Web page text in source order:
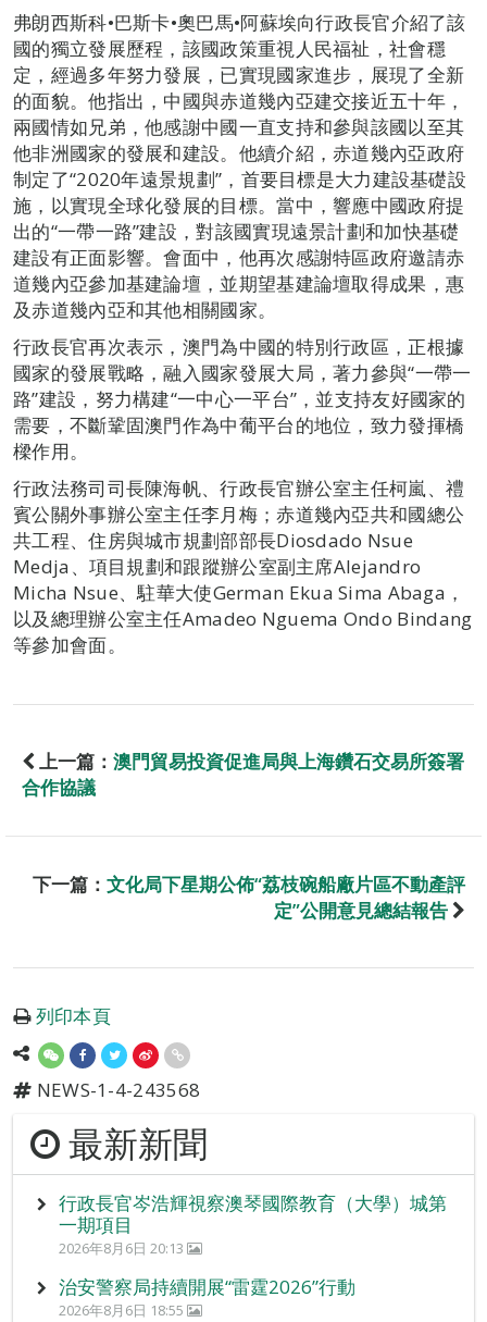
弗朗西斯科•巴斯卡•奧巴馬•阿蘇埃向行政長官介紹了該
國的獨立發展歷程，該國政策重視人民福祉，社會穩
定，經過多年努力發展，已實現國家進步，展現了全新
的面貌。他指出，中國與赤道幾內亞建交接近五十年，
兩國情如兄弟，他感謝中國一直支持和參與該國以至其
他非洲國家的發展和建設。他續介紹，赤道幾內亞政府
制定了“2020年遠景規劃”，首要目標是大力建設基礎設
施，以實現全球化發展的目標。當中，響應中國政府提
出的“一帶一路”建設，對該國實現遠景計劃和加快基礎
建設有正面影響。會面中，他再次感謝特區政府邀請赤
道幾內亞參加基建論壇，並期望基建論壇取得成果，惠
及赤道幾內亞和其他相關國家。
行政長官再次表示，澳門為中國的特別行政區，正根據
國家的發展戰略，融入國家發展大局，著力參與“一帶一
路”建設，努力構建“一中心一平台”，並支持友好國家的
需要，不斷鞏固澳門作為中葡平台的地位，致力發揮橋
樑作用。
行政法務司司長陳海帆、行政長官辦公室主任柯嵐、禮
賓公關外事辦公室主任李月梅；赤道幾內亞共和國總公
共工程、住房與城市規劃部部長Diosdado Nsue
Medja、項目規劃和跟蹤辦公室副主席Alejandro
Micha Nsue、駐華大使German Ekua Sima Abaga，
以及總理辦公室主任Amadeo Nguema Ondo Bindang
等參加會面。
上一篇： 澳門貿易投資促進局與上海鑽石交易所簽署
合作協議
下一篇： 文化局下星期公佈“荔枝碗船廠片區不動產評
定”公開意見總結報告
列印本頁
NEWS-1-4-243568
最新新聞
行政長官岑浩輝視察澳琴國際教育（大學）城第
一期項目
2026年8月6日 20:13
治安警察局持續開展“雷霆2026”行動
2026年8月6日 18:55